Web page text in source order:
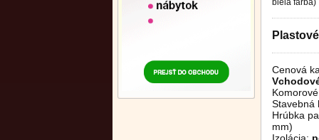
Cenová
Stavebná
Hrúbka
mm)
Izolácia: